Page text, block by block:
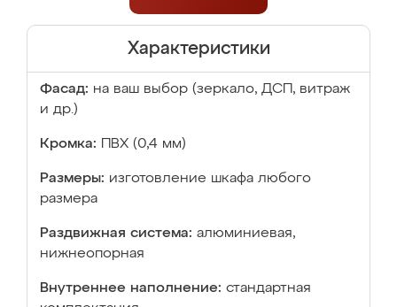
Характеристики
Фасад: на ваш выбор (зеркало, ДСП, витраж
и др.)
Кромка: ПВХ (0,4 мм)
Размеры: изготовление шкафа любого
размера
Раздвижная система: алюминиевая,
нижнеопорная
Внутреннее наполнение: стандартная